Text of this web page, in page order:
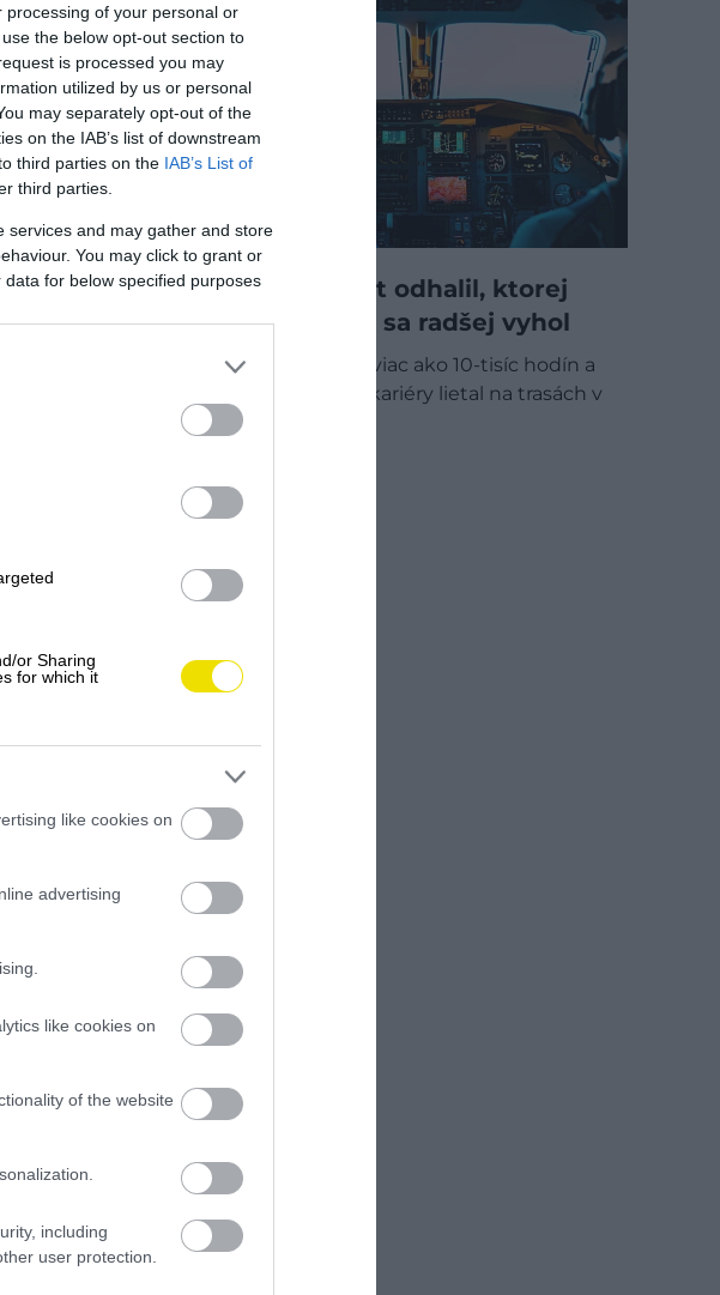
of your personal or
the below opt-out section to
is processed you may
utilized by us or personal
may separately opt-out of the
on the IAB’s list of downstream
third parties on the IAB’s List of
third parties.
services and may gather and store
You may click to grant or
for below specified purposes
or Sharing
for which it
like cookies on
advertising
like cookies on
of the website
including
user protection.
neočakávajú
zruší
Dragos Gontariu, Unsplash
Skúsený pilot odhalil, ktorej
destinácii by sa radšej vyhol
V kokpite strávil viac ako 10-tisíc hodín a
počas 22-ročnej kariéry lietal na trasách v
Európe…